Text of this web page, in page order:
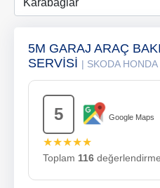
5M GARAJ ARAÇ
SERVİSİ | SKODA HONDA
5 Google Maps
★★★★★
Toplam 116 değerlendirme